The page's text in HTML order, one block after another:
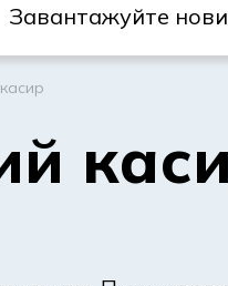
Завантажуйте